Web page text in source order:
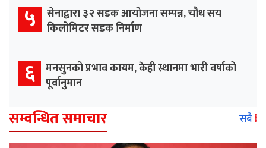
५ सेनाद्वारा ३२ सडक आयोजना सम्पन्न, चौध सय
किलोमिटर सडक निर्माण
६ मनसुनको प्रभाव कायम, केही स्थानमा भारी वर्षाको
पूर्वानुमान
सम्वन्धित समाचार सबै